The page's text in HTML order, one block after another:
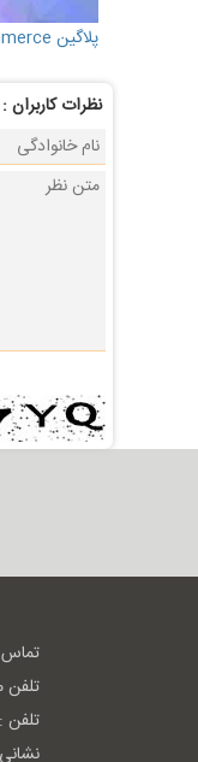
پلاگین woocommerce چه جداولی را در بانک نصب می کند
نظرات كاربران :
تماس
تلفن
تلفن : 8-33554136-026